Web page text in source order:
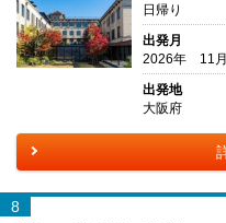
日帰り
出発月
2026年 11
出発地
大阪府
8